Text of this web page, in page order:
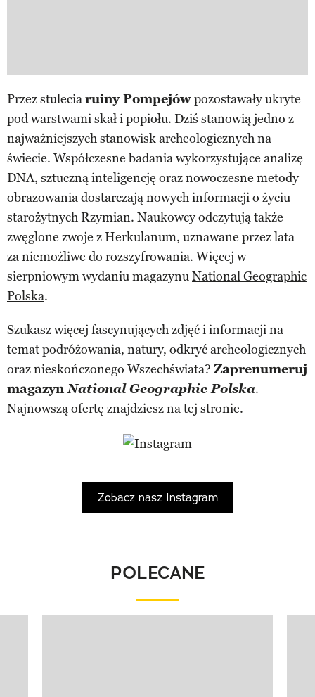
Przez stuleciaruiny Pompejówpozostawały ukryte
pod warstwami skał i popiołu. Dziś stanowią jedno z
najważniejszych stanowisk archeologicznych na
świecie. Współczesne badania wykorzystujące analizę
DNA, sztuczną inteligencję oraz nowoczesne metody
obrazowania dostarczają nowych informacji o życiu
starożytnych Rzymian. Naukowcy odczytują także
zwęglone zwoje z Herkulanum, uznawane przez lata
za niemożliwe do rozszyfrowania. Więcej w
sierpniowym wydaniu magazynuNational Geographic
Polska.
Szukasz więcej fascynujących zdjęć i informacji na
temat podróżowania, natury, odkryć archeologicznych
oraz nieskończonego Wszechświata? Zaprenumeruj
magazynNational Geographic Polska.
Najnowszą ofertę znajdziesz na tej stronie.
Zobacz nasz Instagram
POLECANE